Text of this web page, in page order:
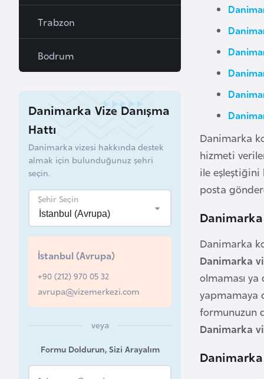
Danimarka
hizmeti
ile eşleştiğini
posta
Danimarka
Danimarka
olmaması
yapmamaya
formunuzun
Danimarka
Trabzon
Bodrum
Danimarka Vize Danışma
Hattı
Danimarka vizesi hakkında destek
almak için bulunduğunuz şehri
seçin.
Şehir Seçin
İstanbul (Avrupa)
+90 (212) 970 05 32
avrupa@vizemerkezi.com
veya
Formu Doldurun, Sizi Arayalım
n
g
l
a
d
e
l
r
u
s
B
e
l
ç
i
a